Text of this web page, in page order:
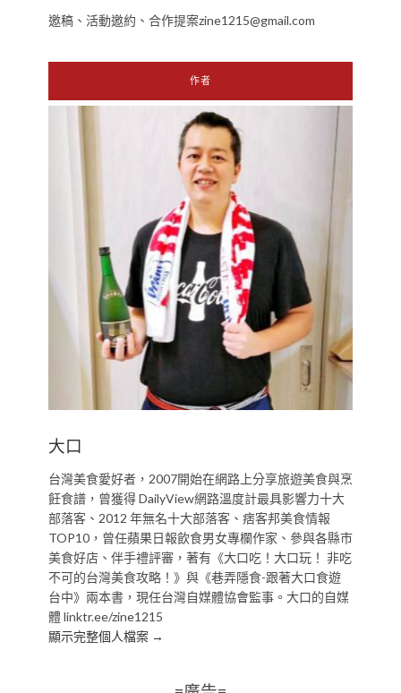
邀稿、活動邀約、合作提案zine1215@gmail.com
作者
大口
台灣美食愛好者，2007開始在網路上分享旅遊美食與烹
飪食譜，曾獲得 DailyView網路溫度計最具影響力十大
部落客、2012 年無名十大部落客、痞客邦美食情報
TOP10，曾任蘋果日報飲食男女專欄作家、參與各縣市
美食好店、伴手禮評審，著有《大口吃！大口玩！ 非吃
不可的台灣美食攻略！》與《巷弄隱食-跟著大口食遊
台中》兩本書，現任台灣自媒體協會監事。大口的自媒
體 linktr.ee/zine1215
顯示完整個人檔案 →